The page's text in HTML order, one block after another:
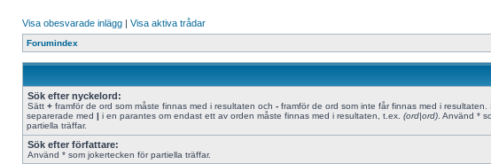
Visa obesvarade inlägg | Visa aktiva trådar
Forumindex
Sök efter nyckelord:
Sätt + framför de ord som måste finnas med i resultaten och - framför de ord som inte får finnas med i resultaten.
separerade med | i en parantes om endast ett av orden måste finnas med i resultaten, t.ex. (ord|ord) . Använd *
partiella träffar.
Sök efter författare:
Använd * som jokertecken för partiella träffar.